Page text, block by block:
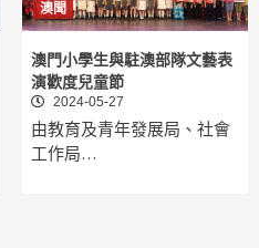
澳聞
澳門小學生與駐澳部隊文藝表
演歡度兒童節
2024-05-27
由教育及青年發展局、社會
工作局…